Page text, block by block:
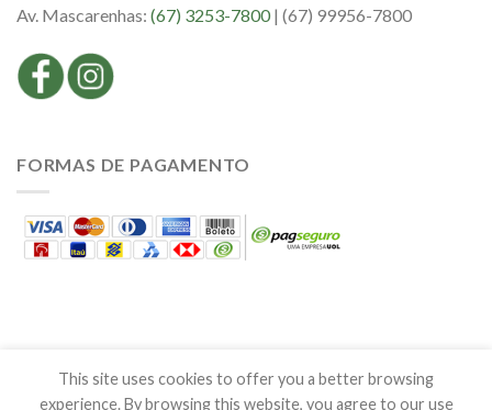
Av. Mascarenhas: (67) 3253-7800 | (67) 99956-7800
FORMAS DE PAGAMENTO
This site uses cookies to offer you a better browsing
experience. By browsing this website, you agree to our use